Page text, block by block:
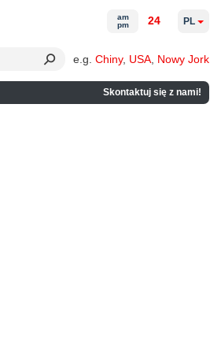
e.g. Chiny, USA Nowy Jork
Skontaktuj się z nami!
am
pm
24 PL